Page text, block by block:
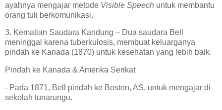
ayahnya mengajar metode Visible Speech untuk membantu
orang tuli berkomunikasi.
3. Kematian Saudara Kandung – Dua saudara Bell
meninggal karena tuberkulosis, membuat keluarganya
pindah ke Kanada (1870) untuk kesehatan yang lebih baik.
Pindah ke Kanada & Amerika Serikat
- Pada 1871, Bell pindah ke Boston, AS, untuk mengajar di
sekolah tunarungu.